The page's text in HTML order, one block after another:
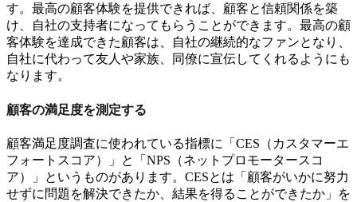
す。最高の顧客体験を提供できれば、顧客と信頼関係を築
け、自社の支持者になってもらうことができます。最高の顧
客体験を達成できた顧客は、自社の継続的なファンとなり、
自社に代わって友人や家族、同僚に宣伝してくれるようにも
なります。
顧客の満足度を測定する
顧客満足度調査に使われている指標に「CES（カスタマーエ
フォートスコア）」と「NPS（ネットプロモータースコ
ア）」というものがあります。CESとは「顧客がいかに努力
せずに問題を解決できたか、結果を得ることができたか」を